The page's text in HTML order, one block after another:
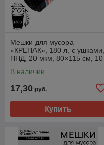
Мешки для мусора
«КРЕПАК», 180 л, с ушками,
ПНД, 20 мкм, 80×115 см, 10
В наличии
17,30 руб.
Купить